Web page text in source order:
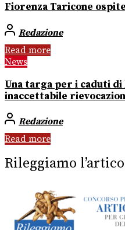
Fiorenza Taricone
Redazione
Read more
News
Una targa per i caduti di
inaccettabile
Redazione
Read more
Rileggiamo